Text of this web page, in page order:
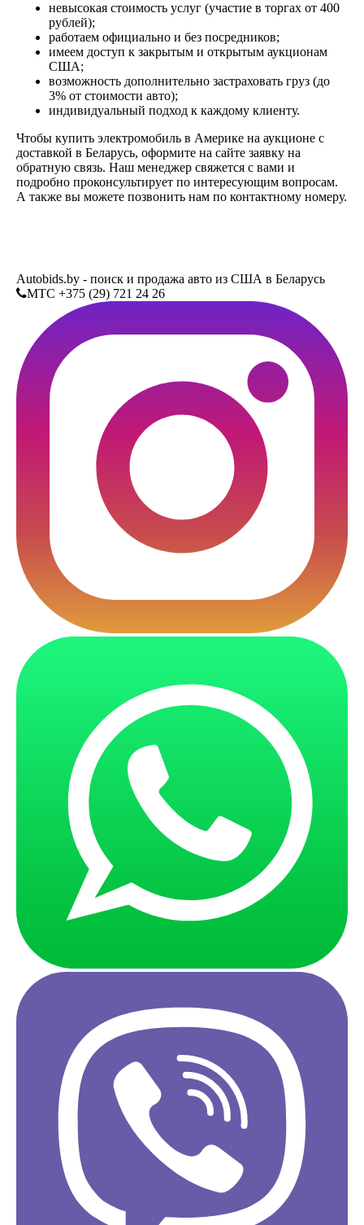
невысокая стоимость услуг (участие в торгах от 400
рублей);
работаем официально и без посредников;
имеем доступ к закрытым и открытым аукционам
США;
возможность дополнительно застраховать груз (до
3% от стоимости авто);
индивидуальный подход к каждому клиенту.
Чтобы купить электромобиль в Америке на аукционе с
доставкой в Беларусь, оформите на сайте заявку на
обратную связь. Наш менеджер свяжется с вами и
подробно проконсультирует по интересующим вопросам.
А также вы можете позвонить нам по контактному номеру.
Autobids.by - поиск и продажа авто из США в Беларусь
MTC +375 (29) 721 24 26